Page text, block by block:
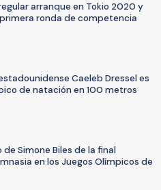
arranque en Tokio 2020 y
ronda de competencia
Caeleb Dressel es
de natación en 100 metros
Simone Biles de la final
en los Juegos Olímpicos de